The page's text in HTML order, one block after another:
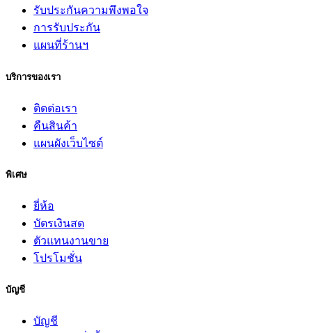
รับประกันความพึงพอใจ
การรับประกัน
แผนที่ร้านฯ
บริการของเรา
ติดต่อเรา
คืนสินค้า
แผนผังเว็บไซต์
พิเศษ
ยี่ห้อ
บัตรเงินสด
ตัวแทนงานขาย
โปรโมชั่น
บัญชี
บัญชี